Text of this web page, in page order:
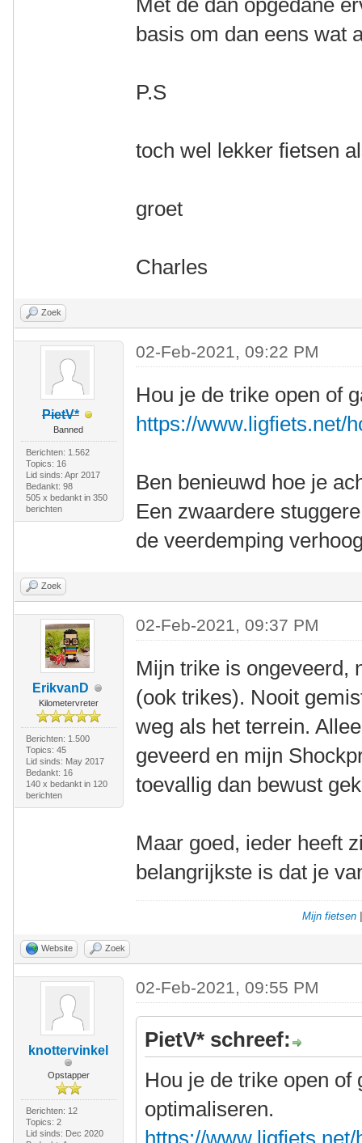
Met de dan opgedane
basis om dan eens wat
P.S
toch wel lekker fietsen
groet
Charles
Zoek
PietV*
Banned
Berichten: 1.562
Topics: 16
Lid sinds: Apr 2017
Bedankt: 98
505 x bedankt in 350
berichten
02-Feb-2021, 09:22 PM
Hou je de trike open of
https://www.ligfiets.net/
Ben benieuwd hoe je
Een zwaardere
de veerdemping
Zoek
ErikvanD
Kilometervreter
Berichten: 1.500
Topics: 45
Lid sinds: May 2017
Bedankt: 16
140 x bedankt in 120
berichten
02-Feb-2021, 09:37 PM
Mijn trike is ongeveerd,
(ook trikes). Nooit
weg als het terrein.
geveerd en mijn
toevallig dan bewust
Maar goed, ieder heeft
belangrijkste is dat je
Mijn fietsen
Website Zoek
knottervinkel
Opstapper
Berichten: 12
Topics: 2
Lid sinds: Dec 2020
02-Feb-2021, 09:55 PM
PietV* schreef:
Hou je de trike open of
optimaliseren.
https://